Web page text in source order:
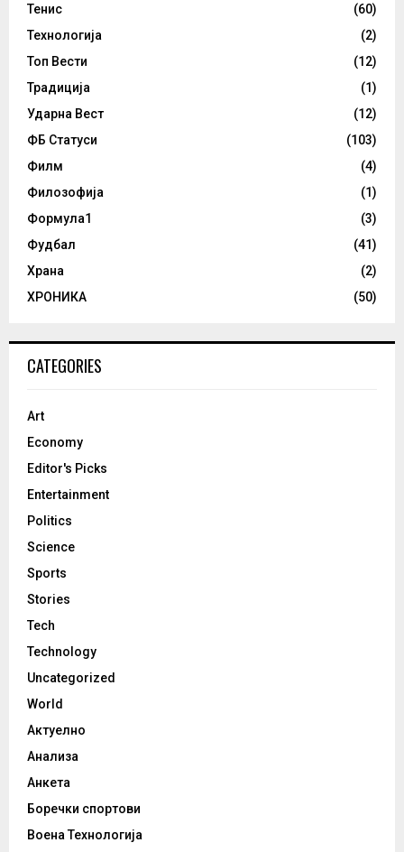
Тенис
(60)
Технологија
(2)
Топ Вести
(12)
Традиција
(1)
Ударна Вест
(12)
ФБ Статуси
(103)
Филм
(4)
Филозофија
(1)
Формула1
(3)
Фудбал
(41)
Храна
(2)
ХРОНИКА
(50)
CATEGORIES
Art
Economy
Editor's Picks
Entertainment
Politics
Science
Sports
Stories
Tech
Technology
Uncategorized
World
Актуелно
Анализа
Анкета
Боречки спортови
Воена Технологија